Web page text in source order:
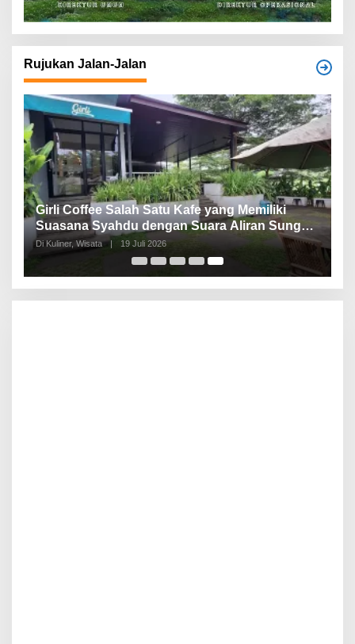
Rujukan Jalan-Jalan
Girli Coffee Salah Satu Kafe yang Memiliki
Suasana Syahdu dengan Suara Aliran Sungai
ditambah Pemandangan Gunung Salak yang
Di Kuliner, Wisata 19 Juli 2026